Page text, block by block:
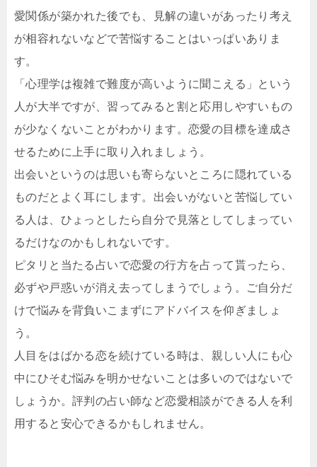
愛関係が築かれた後でも、見解の違いがあったり考え
が相容れないなどで苦悩することはいっぱいありま
す。
「心理学は複雑で難度が高いように聞こえる」という
人が大半ですが、習ってみると割と応用しやすいもの
が少なくないことがわかります。恋愛の目標を達成さ
せるために上手に取り入れましょう。
出会いというのは思いも寄らないところに隠れている
ものだとよく耳にします。出会いがないと苦悩してい
る人は、ひょっとしたら自分で見落としてしまってい
るだけなのかもしれないです。
ピタリと当たる占いで恋愛の行方を占って貰ったら、
必ずや戸惑いが消え去ってしまうでしょう。ご自分だ
けで悩みを背負いこまずにアドバイスを仰ぎましょ
う。
人目をはばかる恋を続けている時は、親しい人にも心
中にひそむ悩みを明かせないことは多いのではないで
しょうか。評判の占い師など恋愛相談ができる人を利
用すると安心できるかもしれません。